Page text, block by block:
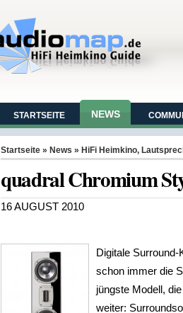
STARTSEITE NEWS
Startseite » News » HiFi Heimkino,
quadral Chromium
16 AUGUST 2010
Digitale
schon immer die
jüngste Modell,
weiter: